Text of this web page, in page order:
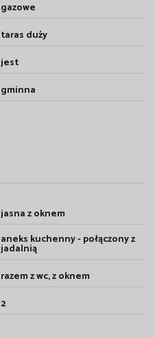
gazowe
taras duży
jest
gminna
jasna z oknem
aneks kuchenny - połączony z
jadalnią
razem z wc, z oknem
2